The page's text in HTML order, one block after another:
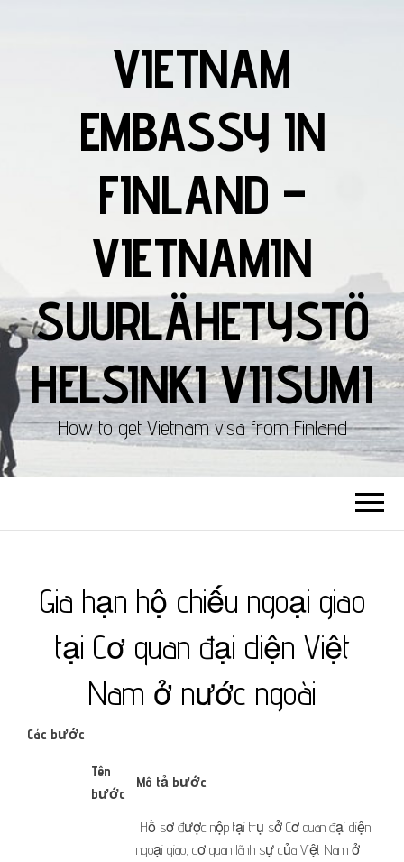
VIETNAM
EMBASSY IN
FINLAND –
VIETNAMIN
SUURLÄHETYSTÖ
HELSINKI VIISUMI
How to get Vietnam visa from Finland
Gia hạn hộ chiếu ngoại giao
tại Cơ quan đại diện Việt
Nam ở nước ngoài
Các bước
​Tên
bước
Mô tả bước
​​ Hồ sơ được nộp tại trụ sở Cơ quan đại diện
ngoại giao, cơ quan lãnh sự của Việt Nam ở